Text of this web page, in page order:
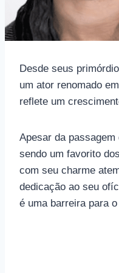
Desde seus
um ator renomado
reflete um
Apesar da
sendo um favorito
com seu charme
dedicação ao seu
é uma barreira para